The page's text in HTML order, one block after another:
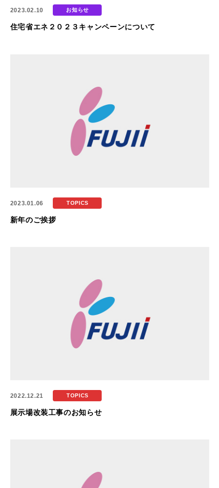
2023.02.10 お知らせ
住宅省エネ２０２３キャンペーンについて
2023.01.06 TOPICS
新年のご挨拶
2022.12.21 TOPICS
展示場改装工事のお知らせ